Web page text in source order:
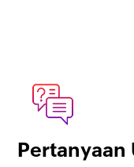
Pertanyaan